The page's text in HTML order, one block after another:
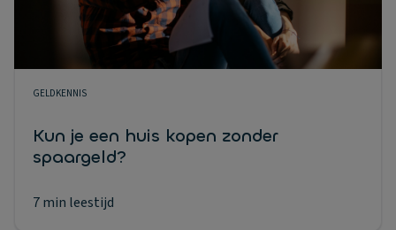
GELDKENNIS
Kun je een huis kopen zonder
spaargeld?
7 min leestijd